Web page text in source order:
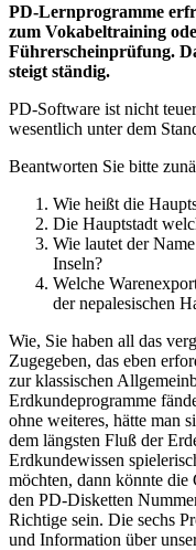
PD-Lernprogramme
zum Vokabeltraining
Führerscheinprüfung.
steigt ständig.
PD-Software ist nicht
wesentlich unter dem
Beantworten Sie bitte
Wie heißt die
Die Hauptstadt
Wie lautet der
Inseln?
Welche
der nepalesischen
Wie, Sie haben all das
Zugegeben, das eben
zur klassischen
Erdkundeprogramme
ohne weiteres, hätte man
dem längsten Fluß der
Erdkundewissen
möchten, dann könnte
den PD-Disketten
Richtige sein. Die sechs
und Information über